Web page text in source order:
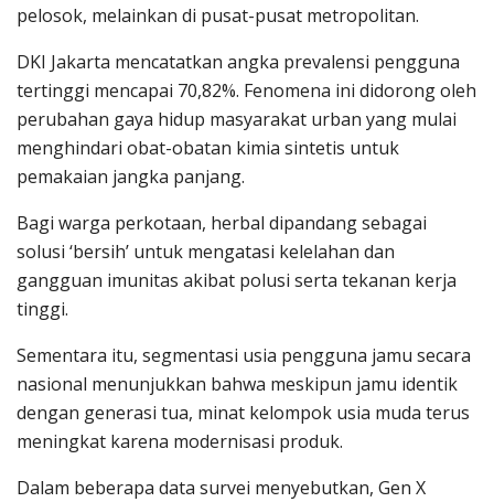
pelosok, melainkan di pusat-pusat metropolitan.
DKI Jakarta mencatatkan angka prevalensi pengguna
tertinggi mencapai 70,82%. Fenomena ini didorong oleh
perubahan gaya hidup masyarakat urban yang mulai
menghindari obat-obatan kimia sintetis untuk
pemakaian jangka panjang.
Bagi warga perkotaan, herbal dipandang sebagai
solusi ‘bersih’ untuk mengatasi kelelahan dan
gangguan imunitas akibat polusi serta tekanan kerja
tinggi.
Sementara itu, segmentasi usia pengguna jamu secara
nasional menunjukkan bahwa meskipun jamu identik
dengan generasi tua, minat kelompok usia muda terus
meningkat karena modernisasi produk.
Dalam beberapa data survei menyebutkan, Gen X